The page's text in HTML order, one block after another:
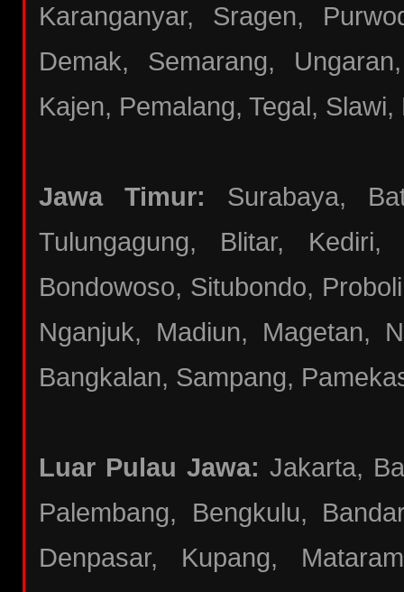
Karanganyar, Sragen,
Demak, Semarang,
Kajen, Pemalang, Tegal,
Jawa Timur: Surabaya,
Tulungagung, Blitar, Kediri,
Bondowoso, Situbondo,
Nganjuk, Madiun, Magetan,
Bangkalan, Sampang,
Luar Pulau Jawa: Jakarta,
Palembang, Bengkulu,
Denpasar, Kupang,